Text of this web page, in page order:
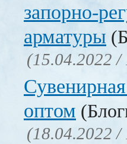
запорно-
арматуры
(15.04.2022 /
оптом
(18.04.2022 /